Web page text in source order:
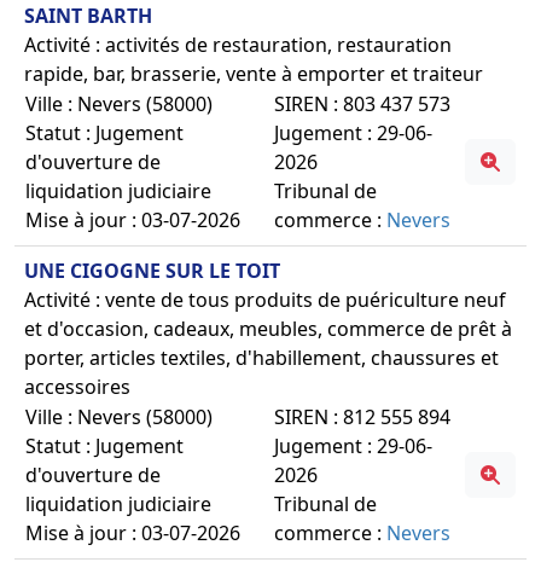
SAINT BARTH
Activité : activités de restauration, restauration
rapide, bar, brasserie, vente à emporter et traiteur
Ville : Nevers (58000)
Statut : Jugement
d'ouverture de
liquidation judiciaire
Mise à jour : 03-07-2026
SIREN : 803 437 573
Jugement : 29-06-
2026
Tribunal de
commerce : Nevers
UNE CIGOGNE SUR LE TOIT
Activité : vente de tous produits de puériculture neuf
et d'occasion, cadeaux, meubles, commerce de prêt à
porter, articles textiles, d'habillement, chaussures et
accessoires
Ville : Nevers (58000)
Statut : Jugement
d'ouverture de
liquidation judiciaire
Mise à jour : 03-07-2026
SIREN : 812 555 894
Jugement : 29-06-
2026
Tribunal de
commerce : Nevers